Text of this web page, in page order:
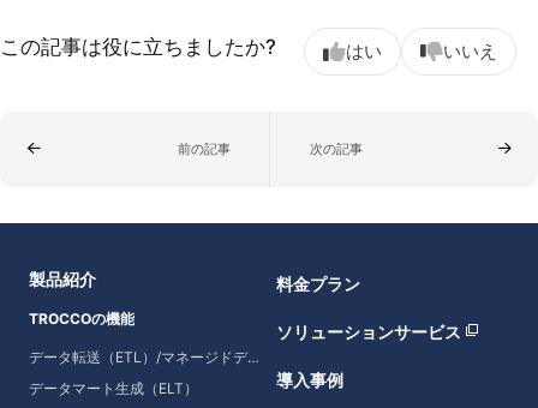
この記事は役に立ちましたか? はい いいえ
前の記事 次の記事
製品紹介
TROCCOの機能
データ転送（ETL）/マネージドデータ転送
データマート生成（ELT）
料金プラン
ソリューションサービス
導入事例